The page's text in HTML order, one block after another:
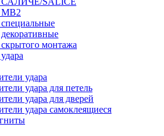
монтажа
удара
удара для петель
удара для дверей
удара самоклеящиеся